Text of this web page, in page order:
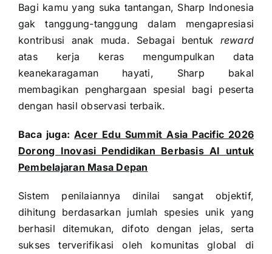
Bagi kamu yang suka tantangan, Sharp Indonesia
gak tanggung-tanggung dalam mengapresiasi
kontribusi anak muda. Sebagai bentuk reward
atas kerja keras mengumpulkan data
keanekaragaman hayati, Sharp bakal
membagikan penghargaan spesial bagi peserta
dengan hasil observasi terbaik.
Baca juga:Acer Edu Summit Asia Pacific 2026
Dorong Inovasi Pendidikan Berbasis AI untuk
Pembelajaran Masa Depan
Sistem penilaiannya dinilai sangat objektif,
dihitung berdasarkan jumlah spesies unik yang
berhasil ditemukan, difoto dengan jelas, serta
sukses terverifikasi oleh komunitas global di